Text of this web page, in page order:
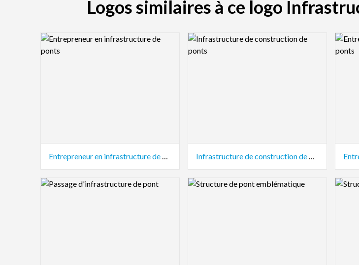
Logos similaires à ce logo
Logo Preview Image
Entrepreneur en infrastructure de ponts
Logo Preview Image
Infrastructure de construction de ponts
Logo
Logo Preview Image Logo Preview Image Logo